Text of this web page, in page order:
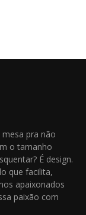
pra não
o tamanho
É design.
que facilita,
apaixonados
paixão com